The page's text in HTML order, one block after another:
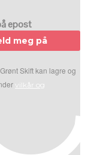
epost
meg på
Skift kan lagre og
vilkår og